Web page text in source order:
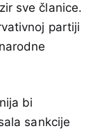
sve članice.
partiji
bi
sankcije